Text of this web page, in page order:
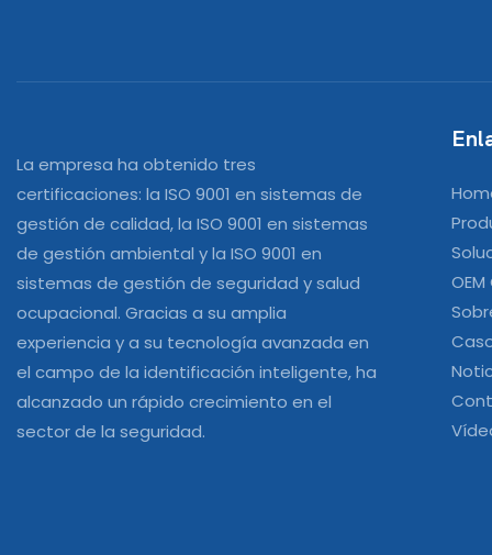
La empresa ha obtenido tres
certificaciones: la ISO 9001 en sistemas de
gestión de calidad, la ISO 9001 en sistemas
de gestión ambiental y la ISO 9001 en
sistemas de gestión de seguridad y salud
ocupacional. Gracias a su amplia
experiencia y a su tecnología avanzada en
el campo de la identificación inteligente, ha
alcanzado un rápido crecimiento en el
sector de la seguridad.
OEM